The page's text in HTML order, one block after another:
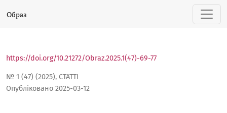
Новинні телеграм-канали як інформаційники нового
Образ
№ 1 (47) (2025), СТАТТІ
https://doi.org/10.21272/Obraz.2025.1(47)-69-77
Опубліковано 2025-03-12